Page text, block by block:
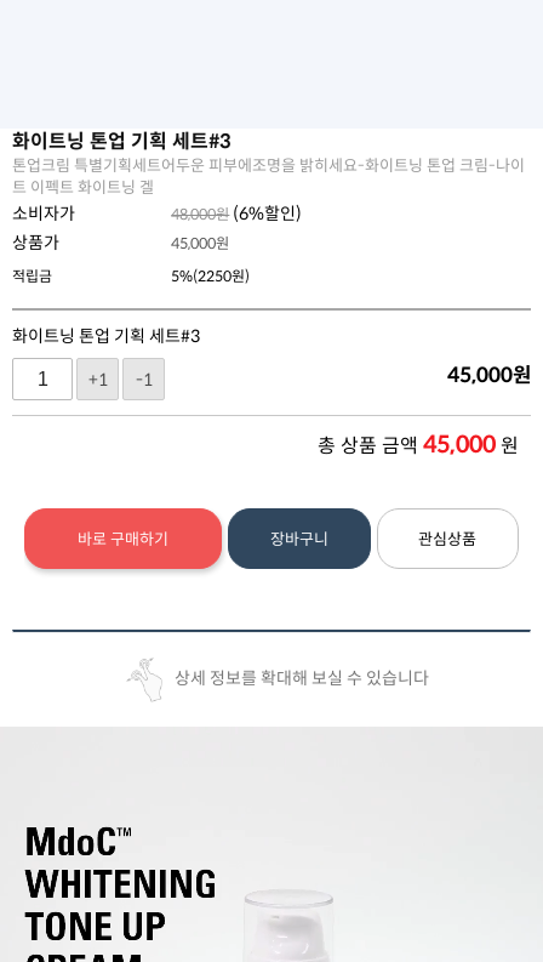
화이트닝 톤업 기획 세트#3
톤업크림 특별기획세트어두운 피부에조명을 밝히세요-화이트닝 톤업 크림-나이
트 이펙트 화이트닝 겔
소비자가 48,000원 (6%할인)
상품가
45,000원
적립금
5%(2250원)
화이트닝 톤업 기획 세트#3
+1
-1 45,000원
총 상품 금액 45,000원
바로 구매하기 장바구니 관심상품
상세 정보를 확대해 보실 수 있습니다